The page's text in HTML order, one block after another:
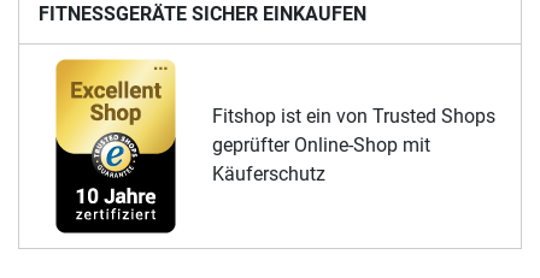
FITNESSGERÄTE SICHER EINKAUFEN
Fitshop ist ein von Trusted Shops
geprüfter Online-Shop mit
Käuferschutz